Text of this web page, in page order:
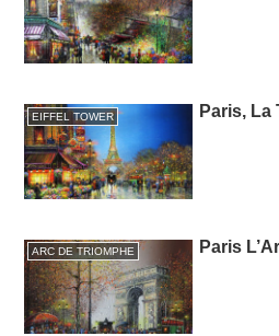
EIFFEL TOWER Paris, La
ARC DE TRIOMPHE Paris